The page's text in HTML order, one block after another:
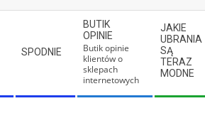
SPODNIE
BUTIK
OPINIE
Butik opinie
klientów o
sklepach
internetowych
JAKIE
UBRANIA
SĄ
TERAZ
MODNE